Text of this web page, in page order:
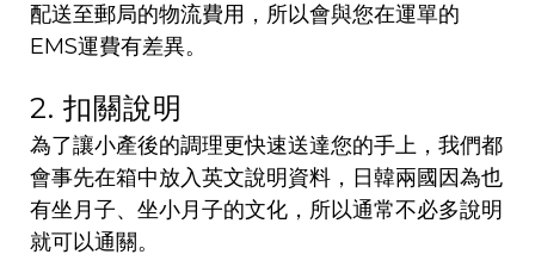
配送至郵局的物流費用，所以會與您在運單的
EMS運費有差異。
2. 扣關說明
為了讓小產後的調理更快速送達您的手上，我們都
會事先在箱中放入英文說明資料，日韓兩國因為也
有坐月子、坐小月子的文化，所以通常不必多說明
就可以通關。